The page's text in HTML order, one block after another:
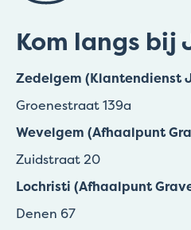
Kom langs bij
Zedelgem (Klantendienst
Groenestraat 139a
Wevelgem (Afhaalpunt
Zuidstraat 20
Lochristi (Afhaalpunt
Denen 67